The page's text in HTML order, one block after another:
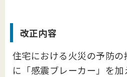
改正内容
住宅における火災の予防
に「感震ブレーカー」を加